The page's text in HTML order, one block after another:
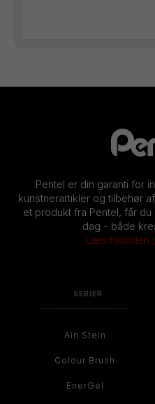
Pentel er din garanti for
kunstnerartikler og tilbehør
et produkt fra Pentel, får
dag - både
Læs historien
SERIER
Ain Stein
Colour Brush
EnerGel